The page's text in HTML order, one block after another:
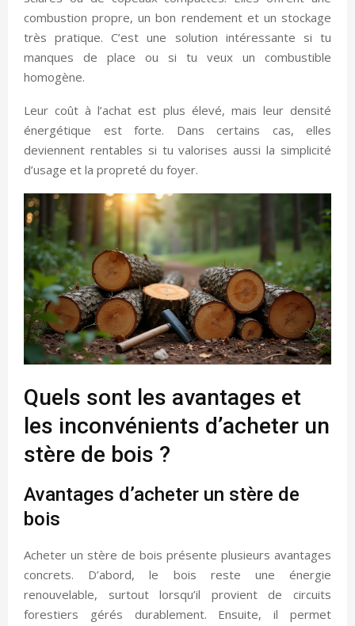
combustion propre, un bon rendement et un stockage
très pratique. C’est une solution intéressante si tu
manques de place ou si tu veux un combustible
homogène.
Leur coût à l’achat est plus élevé, mais leur densité
énergétique est forte. Dans certains cas, elles
deviennent rentables si tu valorises aussi la simplicité
d’usage et la propreté du foyer.
Quels sont les avantages et
les inconvénients d’acheter un
stère de bois ?
Avantages d’acheter un stère de
bois
Acheter un stère de bois présente plusieurs avantages
concrets. D’abord, le bois reste une énergie
renouvelable, surtout lorsqu’il provient de circuits
forestiers gérés durablement. Ensuite, il permet